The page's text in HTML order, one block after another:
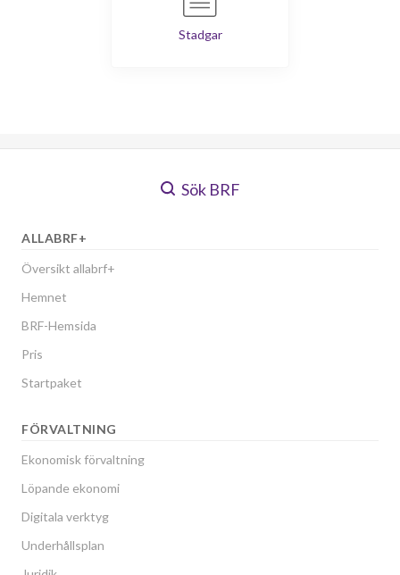
Stadgar
Sök BRF
ALLABRF+
Översikt allabrf+
Hemnet
BRF-Hemsida
Pris
Startpaket
FÖRVALTNING
Ekonomisk förvaltning
Löpande ekonomi
Digitala verktyg
Underhållsplan